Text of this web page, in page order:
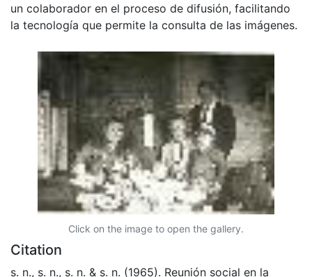
un colaborador en el proceso de difusión, facilitando
la tecnología que permite la consulta de las imágenes.
Click on the image to open the gallery.
Citation
s. n., s. n., s. n. & s. n. (1965). Reunión social en la